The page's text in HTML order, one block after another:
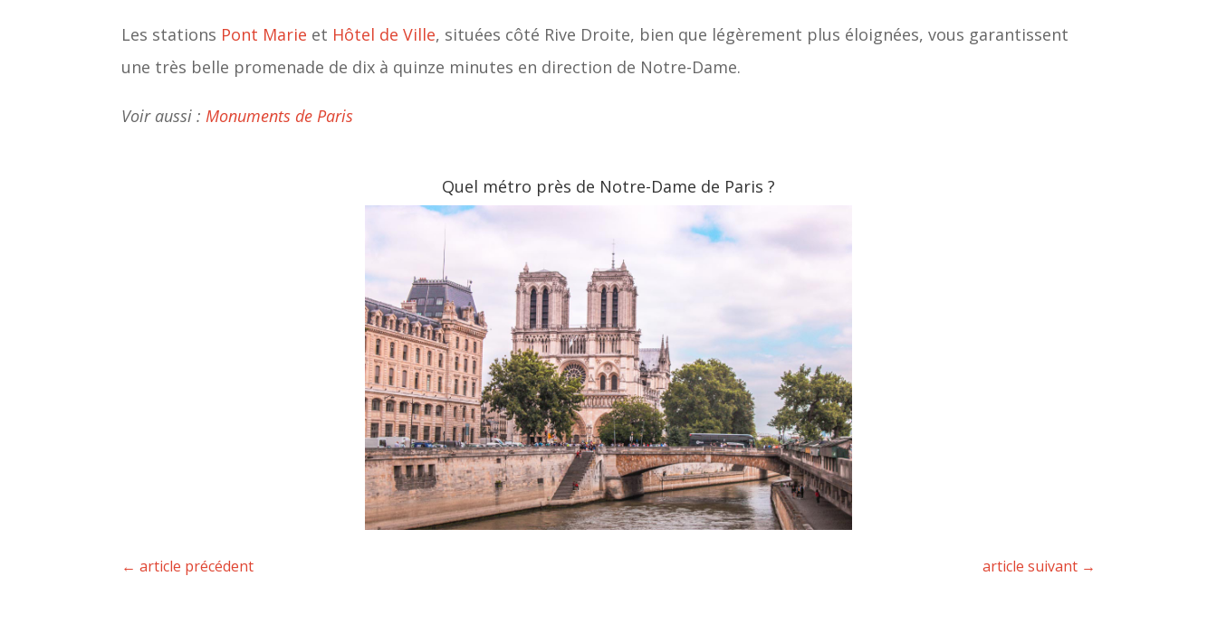
Les stations Pont Marie et Hôtel de Ville, situées côté Rive Droite, bien que légèrement plus éloignées, vous garantissent
une très belle promenade de dix à quinze minutes en direction de Notre-Dame.
Voir aussi :Monuments de Paris
Quel métro près de Notre-Dame de Paris ?
←article précédent article suivant→